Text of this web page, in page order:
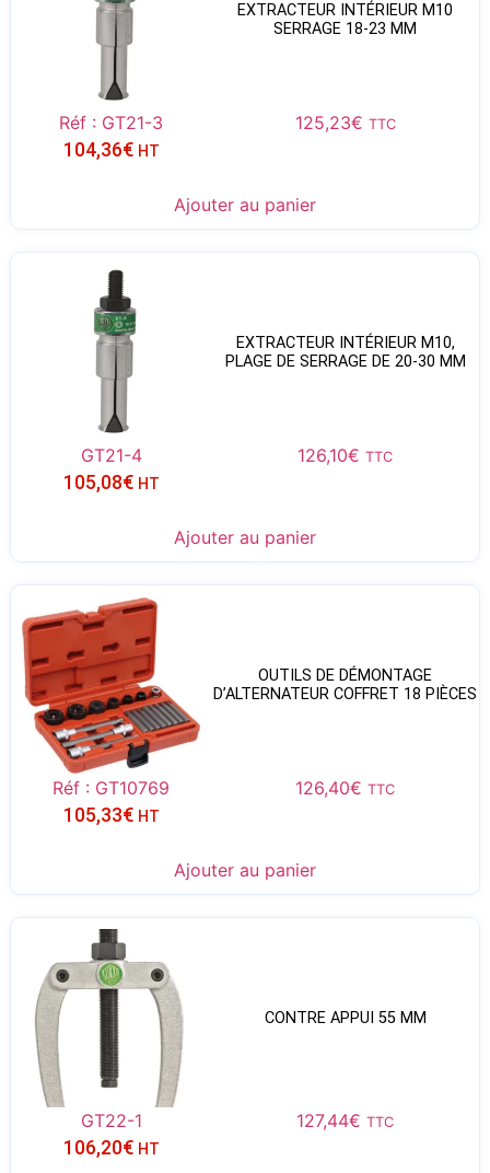
EXTRACTEUR INTÉRIEUR M10
SERRAGE 18-23 MM
Réf : GT21-3 125,23€ TTC
104,36€ HT
Ajouter au panier
EXTRACTEUR INTÉRIEUR M10,
PLAGE DE SERRAGE DE 20-30 MM
GT21-4 126,10€ TTC
105,08€ HT
Ajouter au panier
OUTILS DE DÉMONTAGE
D’ALTERNATEUR COFFRET 18 PIÈCES
Réf : GT10769 126,40€ TTC
105,33€ HT
Ajouter au panier
CONTRE APPUI 55 MM
GT22-1 127,44€ TTC
106,20€ HT